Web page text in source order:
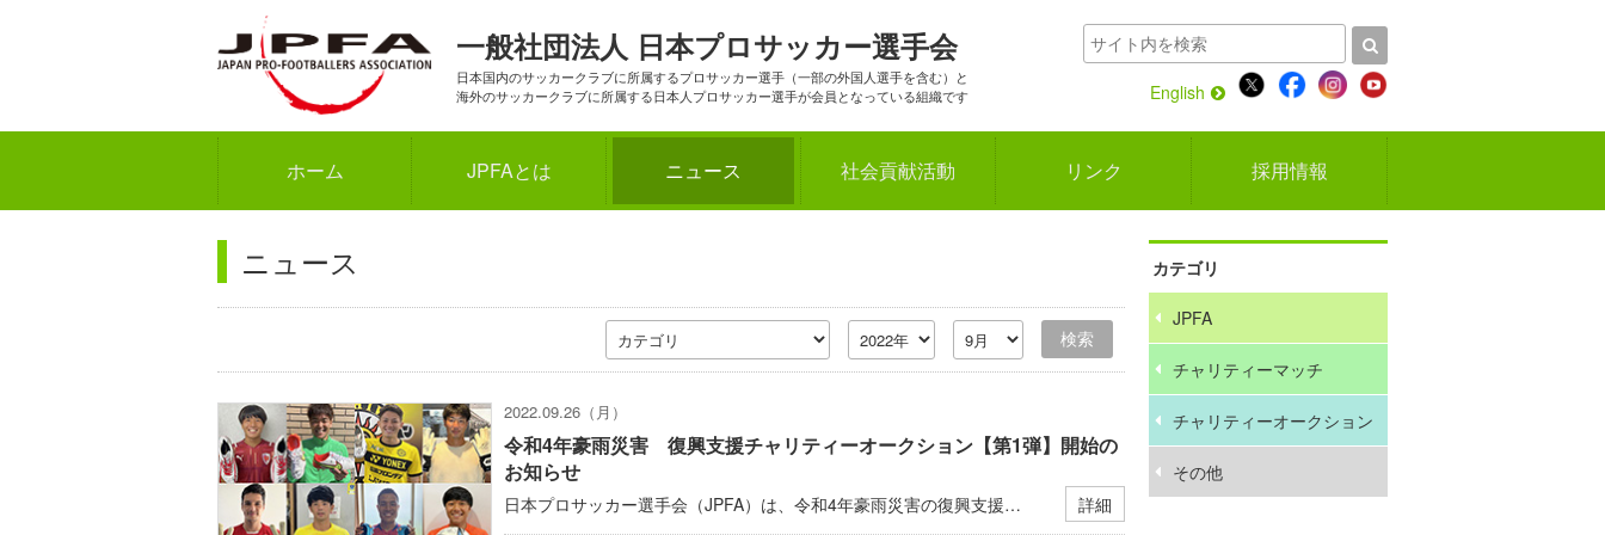
English
一般社団法人 日本プロサッカー選手会
日本国内のサッカークラブに所属するプロサッカー選手（一部の外国人選手を含む）と
海外のサッカークラブに所属する日本人プロサッカー選手が会員となっている組織です
ホーム JPFAとは ニュース 社会貢献活動 リンク 採用情報
ニュース
2022.09.26（月）
令和4年豪雨災害 復興支援チャリティーオークション【第1弾】開始の
お知らせ
日本プロサッカー選手会（JPFA）は、令和4年豪雨災害の復興支援… 詳細
カテゴリ
JPFA
チャリティーマッチ
チャリティーオークション
その他